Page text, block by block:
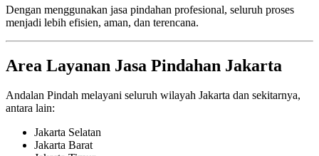
Dengan menggunakan jasa pindahan profesional, seluruh proses
menjadi lebih efisien, aman, dan terencana.
Area Layanan Jasa Pindahan Jakarta
Andalan Pindah melayani seluruh wilayah Jakarta dan sekitarnya,
antara lain:
Jakarta Selatan
Jakarta Barat